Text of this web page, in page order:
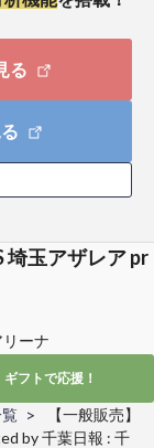
る
埼玉アザレア pr
ーナ
ギフトで応援！
【一般販売】
by 千葉日報 : 千